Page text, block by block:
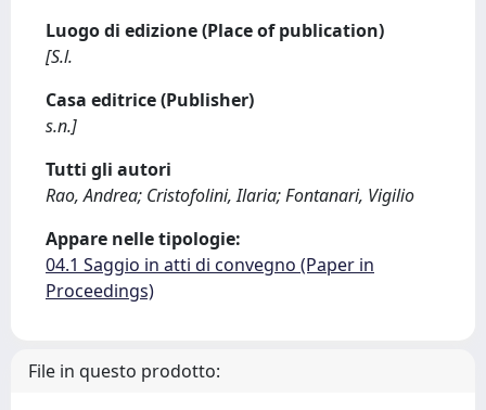
Luogo di edizione (Place of publication)
[S.l.
Casa editrice (Publisher)
s.n.]
Tutti gli autori
Rao, Andrea; Cristofolini, Ilaria; Fontanari, Vigilio
Appare nelle tipologie:
04.1 Saggio in atti di convegno (Paper in
Proceedings)
File in questo prodotto: